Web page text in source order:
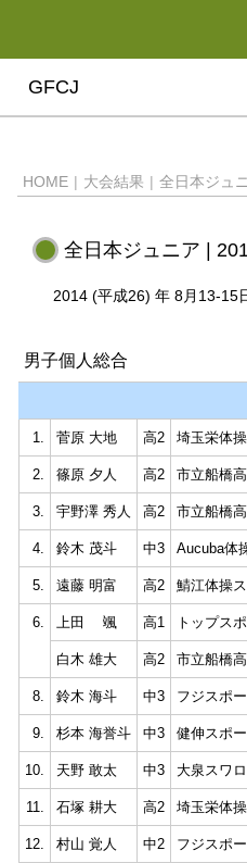
GFCJ
HOME | 大会結果 | 全日本ジュ
全日本ジュニア |
2014 (平成26) 年 8月13-15
男子個人総合
1. 菅原 大地 高2 埼玉栄体
2. 篠原 夕人 高2 市立船橋
3. 宇野澤 秀人 高2 市立船橋
4. 鈴木 茂斗 中3 Aucuba体
5. 遠藤 明富 高2 鯖江体操
6. 上田 颯 高1 トップス
白木 雄大 高2 市立船橋
8. 鈴木 海斗 中3 フジスポ
9. 杉本 海誉斗 中3 健伸スポ
10. 天野 敢太 中3 大泉スワ
11. 石塚 耕大 高2 埼玉栄体
12. 村山 覚人 中2 フジスポ